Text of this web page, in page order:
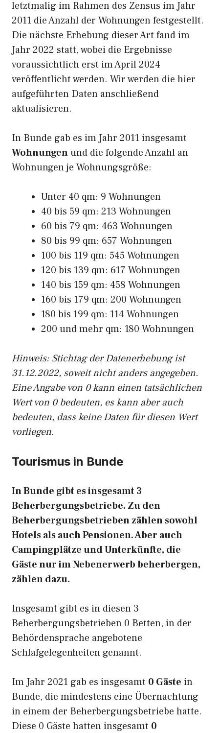
letztmalig im Rahmen des Zensus im Jahr
2011 die Anzahl der Wohnungen festgestellt.
Die nächste Erhebung dieser Art fand im
Jahr 2022 statt, wobei die Ergebnisse
voraussichtlich erst im April 2024
veröffentlicht werden. Wir werden die hier
aufgeführten Daten anschließend
aktualisieren.
In Bunde gab es im Jahr 2011 insgesamt
Wohnungenund die folgende Anzahl an
Wohnungen je Wohnungsgröße:
Unter 40 qm: 9 Wohnungen
40 bis 59 qm: 213 Wohnungen
60 bis 79 qm: 463 Wohnungen
80 bis 99 qm: 657 Wohnungen
100 bis 119 qm: 545 Wohnungen
120 bis 139 qm: 617 Wohnungen
140 bis 159 qm: 458 Wohnungen
160 bis 179 qm: 200 Wohnungen
180 bis 199 qm: 114 Wohnungen
200 und mehr qm: 180 Wohnungen
Hinweis: Stichtag der Datenerhebung ist
31.12.2022, soweit nicht anders angegeben.
Eine Angabe von 0 kann einen tatsächlichen
Wert von 0 bedeuten, es kann aber auch
bedeuten, dass keine Daten für diesen Wert
vorliegen.
Tourismus in Bunde
In Bunde gibt es insgesamt 3
Beherbergungsbetriebe. Zu den
Beherbergungsbetrieben zählen sowohl
Hotels als auch Pensionen. Aber auch
Campingplätze und Unterkünfte, die
Gäste nur im Nebenerwerb beherbergen,
zählen dazu.
Insgesamt gibt es in diesen 3
Beherbergungsbetrieben 0 Betten, in der
Behördensprache angebotene
Schlafgelegenheiten genannt.
Im Jahr 2021 gab es insgesamt 0 Gäste in
Bunde, die mindestens eine Übernachtung
in einem der Beherbergungsbetriebe hatte.
Diese 0 Gäste hatten insgesamt 0